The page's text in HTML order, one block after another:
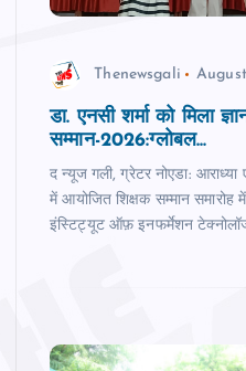
Thenewsgali
डा. एनसी शर्मा को मिला
सम्‍मान-2026:ग्लोबल...
द न्‍यूज गली, ग्रेटर नोएडा:
में आयोजित शिक्षक सम्मान समारोह
इंस्टिट्यूट ऑफ़ इनफर्मेशन